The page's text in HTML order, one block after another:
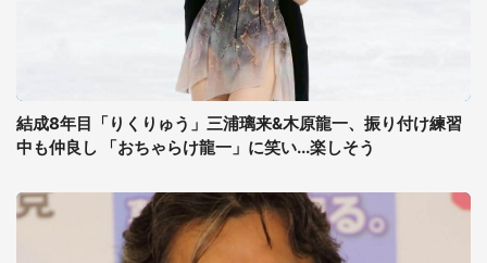
結成8年目「りくりゅう」三浦璃来&木原龍一、振り付け練習
中も仲良し 「おちゃらけ龍一」に笑い...楽しそう